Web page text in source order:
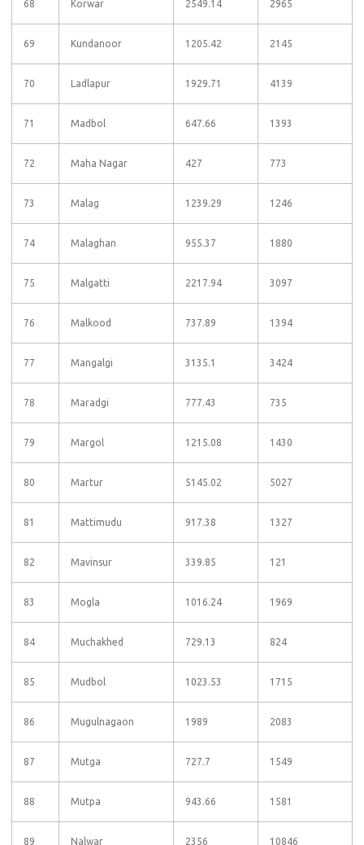
68 Korwar 2549.14 2965
69 Kundanoor 1205.42 2145
70 Ladlapur 1929.71 4139
71 Madbol 647.66 1393
72 Maha Nagar 427 773
73 Malag 1239.29 1246
74 Malaghan 955.37 1880
75 Malgatti 2217.94 3097
76 Malkood 737.89 1394
77 Mangalgi 3135.1 3424
78 Maradgi 777.43 735
79 Margol 1215.08 1430
80 Martur 5145.02 5027
81 Mattimudu 917.38 1327
82 Mavinsur 339.85 121
83 Mogla 1016.24 1969
84 Muchakhed 729.13 824
85 Mudbol 1023.53 1715
86 Mugulnagaon 1989 2083
87 Mutga 727.7 1549
88 Mutpa 943.66 1581
89 Nalwar 2356 10846